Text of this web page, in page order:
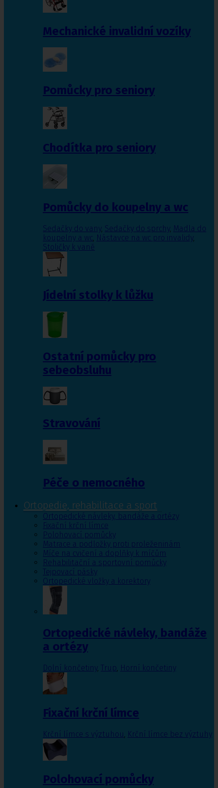
Mechanické invalidní vozíky
Pomůcky pro seniory
Chodítka pro seniory
Pomůcky do koupelny a wc
Sedačky do vany, Sedačky do sprchy, Madla do
koupelny a wc, Nástavce na wc pro invalidy,
Stoličky k vaně
Jídelní stolky k lůžku
Ostatní pomůcky pro
sebeobsluhu
Stravování
Péče o nemocného
Ortopedie, rehabilitace a sport
Ortopedické návleky, bandáže a ortézy
Fixační krční límce
Polohovací pomůcky
Matrace a podložky proti proleženinám
Míče na cvičení a doplňky k míčům
Rehabilitační a sportovní pomůcky
Tejpovací pásky
Ortopedické vložky a korektory
Ortopedické návleky, bandáže
a ortézy
Dolní končetiny, Trup, Horní končetiny
Fixační krční límce
Krční límce s výztuhou Krční límce bez výztuhy
Polohovací pomůcky